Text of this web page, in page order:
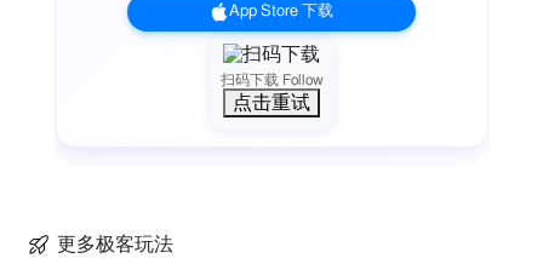
扫码下载 Follow
点击重试
App Store 下载
更多极客玩法